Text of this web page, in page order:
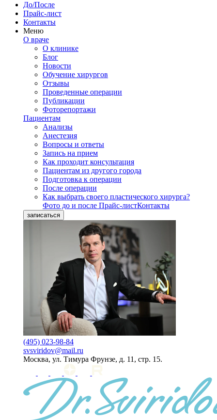
До/После
Прайс-лист
Контакты
Меню
О враче
О клинике
Блог
Новости
Обучение хирургов
Отзывы
Проведенные операции
Публикации
Фоторепортажи
Пациентам
Анализы
Анестезия
Вопросы и ответы
Запись на прием
Как проходит консультация
Пациентам из другого города
Подготовка к операции
После операции
Как выбрать своего пластического хирурга?
Фото до и после Прайс-листКонтакты
записаться
(495) 023-98-84
svsviridov@mail.ru
Москва, ул. Тимура Фрунзе, д. 11, стр. 15.